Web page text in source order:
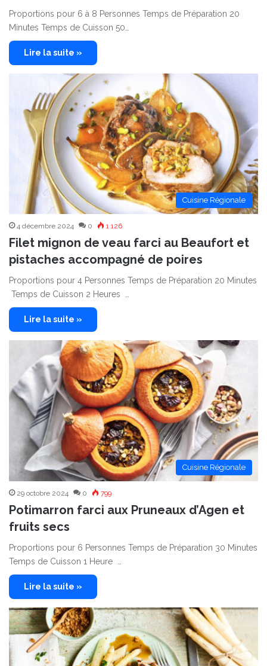
Proportions pour 6 à 8 Personnes Temps de Préparation 20
Minutes Temps de Cuisson 50…
Lire la suite »
Cuisine Régionale
4 décembre 2024 0 1 126
Filet mignon de veau farci au Beaufort et
pistaches accompagné de poires
Proportions pour 4 Personnes Temps de Préparation 20 Minutes
Temps de Cuisson 2 Heures …
Lire la suite »
Cuisine Régionale
29 octobre 2024 0 799
Potimarron farci aux Pruneaux d’Agen et
fruits secs
Proportions pour 6 Personnes Temps de Préparation 30 Minutes
Temps de Cuisson 1 Heure …
Lire la suite »